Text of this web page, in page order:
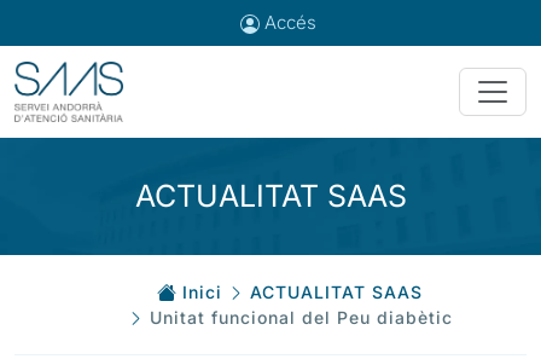
Accés
ACTUALITAT SAAS
Inici
ACTUALITAT SAAS
Unitat funcional del Peu diabètic